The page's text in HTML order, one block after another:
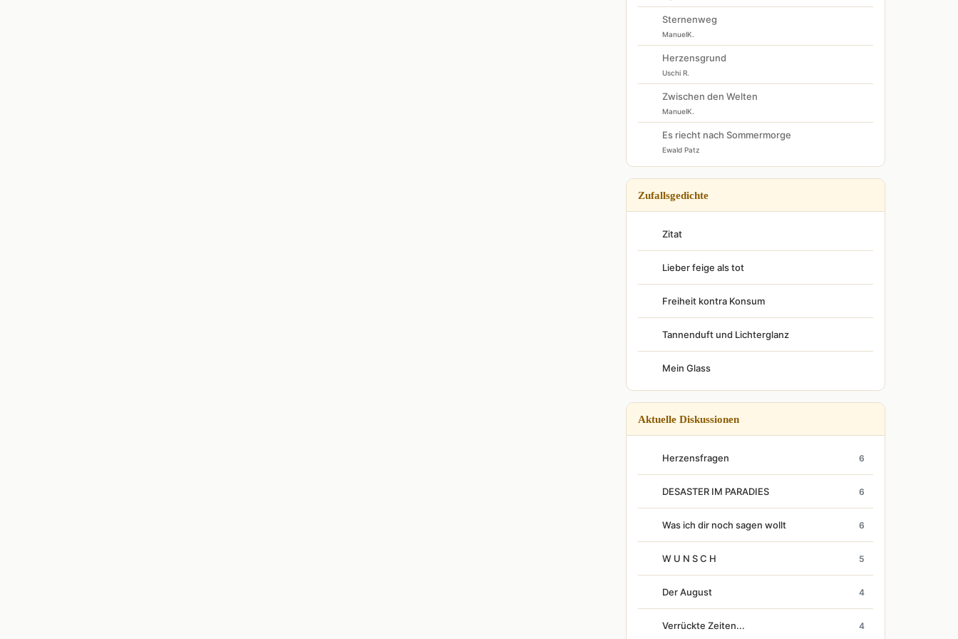
Sternenweg
ManuelK.
Herzensgrund
Uschi R.
Zwischen den Welten
ManuelK.
Es riecht nach Sommermorge
Ewald Patz
Zufallsgedichte
Zitat
Lieber feige als tot
Freiheit kontra Konsum
Tannenduft und Lichterglanz
Mein Glass
Aktuelle Diskussionen
Herzensfragen 6
DESASTER IM PARADIES 6
Was ich dir noch sagen wollt 6
W U N S C H 5
Der August 4
Verrückte Zeiten... 4